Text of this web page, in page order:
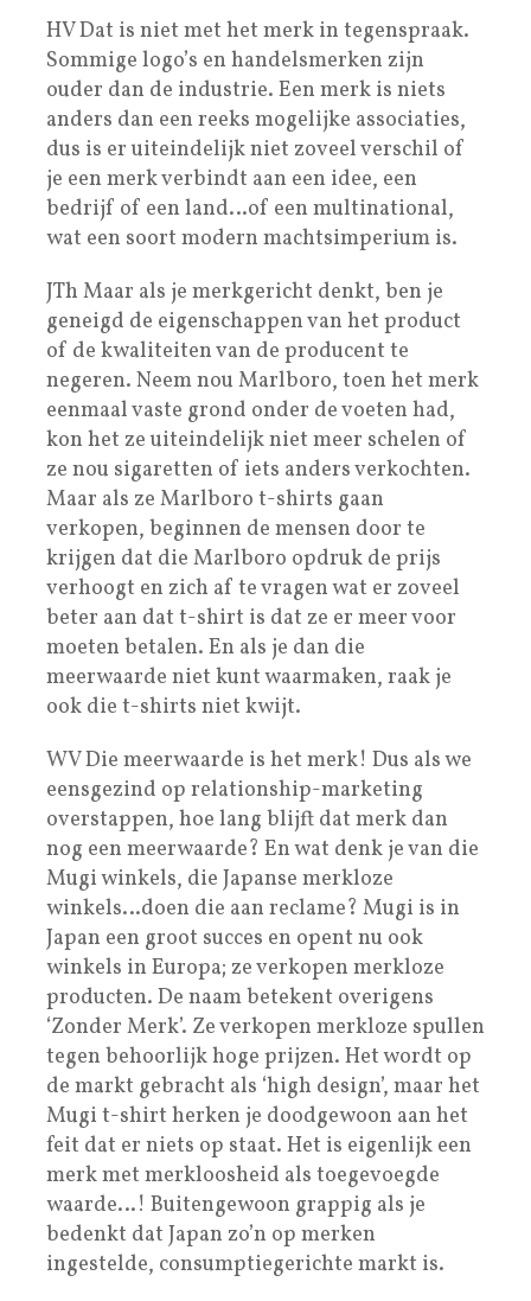
HV Dat is niet met het merk in tegenspraak.
Sommige logo’s en handelsmerken zijn
ouder dan de industrie. Een merk is niets
anders dan een reeks mogelijke associaties,
dus is er uiteindelijk niet zoveel verschil of
je een merk verbindt aan een idee, een
bedrijf of een land…of een multinational,
wat een soort modern machtsimperium is.
JTh Maar als je merkgericht denkt, ben je
geneigd de eigenschappen van het product
of de kwaliteiten van de producent te
negeren. Neem nou Marlboro, toen het merk
eenmaal vaste grond onder de voeten had,
kon het ze uiteindelijk niet meer schelen of
ze nou sigaretten of iets anders verkochten.
Maar als ze Marlboro t-shirts gaan
verkopen, beginnen de mensen door te
krijgen dat die Marlboro opdruk de prijs
verhoogt en zich af te vragen wat er zoveel
beter aan dat t-shirt is dat ze er meer voor
moeten betalen. En als je dan die
meerwaarde niet kunt waarmaken, raak je
ook die t-shirts niet kwijt.
WV Die meerwaarde is het merk! Dus als we
eensgezind op relationship-marketing
overstappen, hoe lang blijft dat merk dan
nog een meerwaarde? En wat denk je van die
Mugi winkels, die Japanse merkloze
winkels…doen die aan reclame? Mugi is in
Japan een groot succes en opent nu ook
winkels in Europa; ze verkopen merkloze
producten. De naam betekent overigens
‘Zonder Merk’. Ze verkopen merkloze spullen
tegen behoorlijk hoge prijzen. Het wordt op
de markt gebracht als ‘high design’, maar het
Mugi t-shirt herken je doodgewoon aan het
feit dat er niets op staat. Het is eigenlijk een
merk met merkloosheid als toegevoegde
waarde…! Buitengewoon grappig als je
bedenkt dat Japan zo’n op merken
ingestelde, consumptiegerichte markt is.